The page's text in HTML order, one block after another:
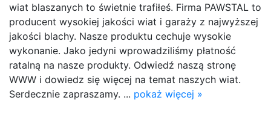
wiat blaszanych to świetnie trafiłeś. Firma PAWSTAL to
producent wysokiej jakości wiat i garaży z najwyższej
jakości blachy. Nasze produktu cechuje wysokie
wykonanie. Jako jedyni wprowadziliśmy płatność
ratalną na nasze produkty. Odwiedź naszą stronę
WWW i dowiedz się więcej na temat naszych wiat.
Serdecznie zapraszamy. ... pokaż więcej »